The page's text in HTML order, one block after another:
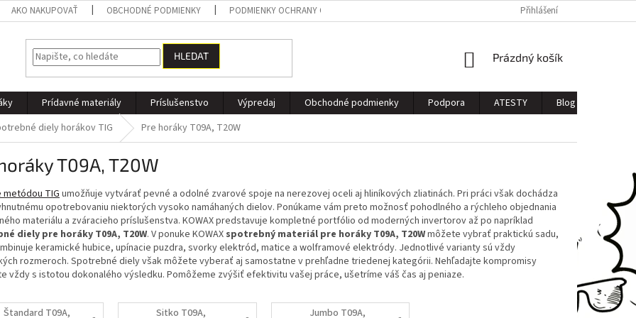
AKO NAKUPOVAŤ OBCHODNÉ PODMIENKY PODMIENKY OCHRANY OSOBNÝCH ÚDAJOV Přihlášení
HLEDAT
NÁKUPNÍ
Prázdný košík
Prídavné materiály Príslušenstvo Výpredaj Obchodné podmienky Podpora ATESTY Blog
diely horákov TIG Pre horáky T09A, T20W
T09A, T20W
metódou TIG umožňuje vytvárať pevné a odolné zvarové spoje na nerezovej oceli aj hliníkových zliatinách. Pri práci však dochádza
opotrebovaniu niektorých vysoko namáhaných dielov. Ponúkame vám preto možnosť pohodlného a rýchleho objednania
materiálu a zváracieho príslušenstva. KOWAX predstavuje kompletné portfólio od moderných invertorov až po napríklad
diely pre horáky T09A, T20W. V ponuke KOWAX spotrebný materiál pre horáky T09A, T20Wmôžete vybrať praktickú sadu,
keramické hubice, upínacie puzdra, svorky elektród, matice a wolframové elektródy. Jednotlivé varianty sú vždy
rozmeroch. Spotrebné diely však môžete vyberať aj samostatne v prehľadne triedenej kategórii. Nehľadajte kompromisy
vždy s istotou dokonalého výsledku. Pomôžeme zvýšiť efektivitu vašej práce, ušetríme váš čas aj peniaze.
Štandard T09A,
Sitko T09A,
Jumbo T09A,